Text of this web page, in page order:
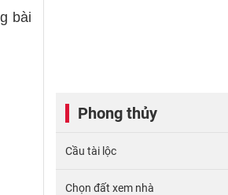
bài
Phong thủy
Cầu tài lộc
Chọn đất xem nhà